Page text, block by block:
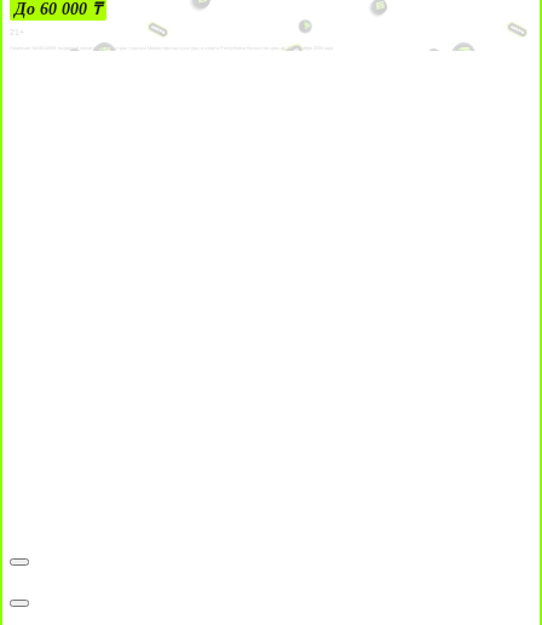
До 60 000 ₸
21+
Лицензии №24514359, выданной комитетом индустрии туризма Министерства культуры и спорта Республики Казахстан срок до 27 сентября 2034 года.